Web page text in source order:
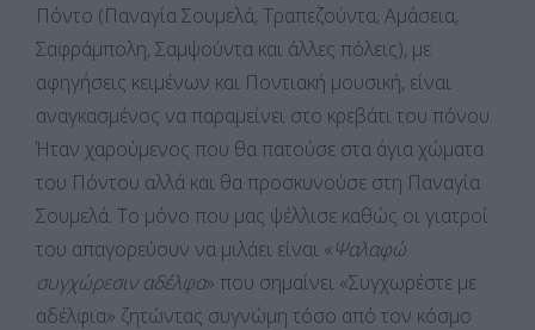
Πόντο (Παναγία Σουμελά, Τραπεζούντα, Αμάσεια,
Σαφράμπολη, Σαμψούντα και άλλες πόλεις), με
αφηγήσεις κειμένων και Ποντιακή μουσική, είναι
αναγκασμένος να παραμείνει στο κρεβάτι του πόνου.
Ήταν χαρούμενος που θα πατούσε στα άγια χώματα
του Πόντου αλλά και θα προσκυνούσε στη Παναγία
Σουμελά. Το μόνο που μας ψέλλισε καθώς οι γιατροί
του απαγορεύουν να μιλάει είναι «Ψαλαφώ
συγχώρεσιν αδέλφα» που σημαίνει «Συγχωρέστε με
αδέλφια» ζητώντας συγνώμη τόσο από τον κόσμο